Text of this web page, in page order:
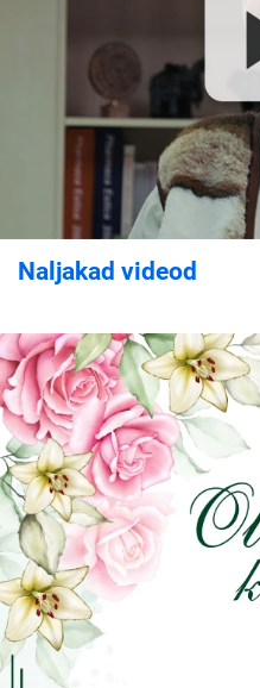
Naljakad videod